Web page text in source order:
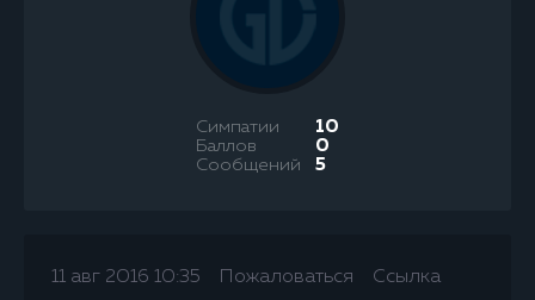
Симпатии 10
Баллов 0
Сообщений 5
11 авг 2016 10:35 Пожаловаться Ссылка